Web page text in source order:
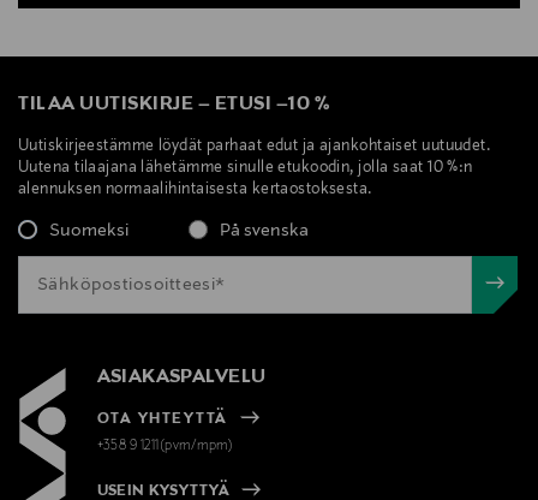
TILAA UUTISKIRJE – ETUSI –10 %
Uutiskirjeestämme löydät parhaat edut ja ajankohtaiset uutuudet.
Uutena tilaajana lähetämme sinulle etukoodin, jolla saat 10 %:n
alennuksen normaalihintaisesta kertaostoksesta.
Suomeksi På svenska
ASIAKASPALVELU
OTA YHTEYTTÄ
+358 9 1211(pvm/mpm)
USEIN KYSYTTYÄ